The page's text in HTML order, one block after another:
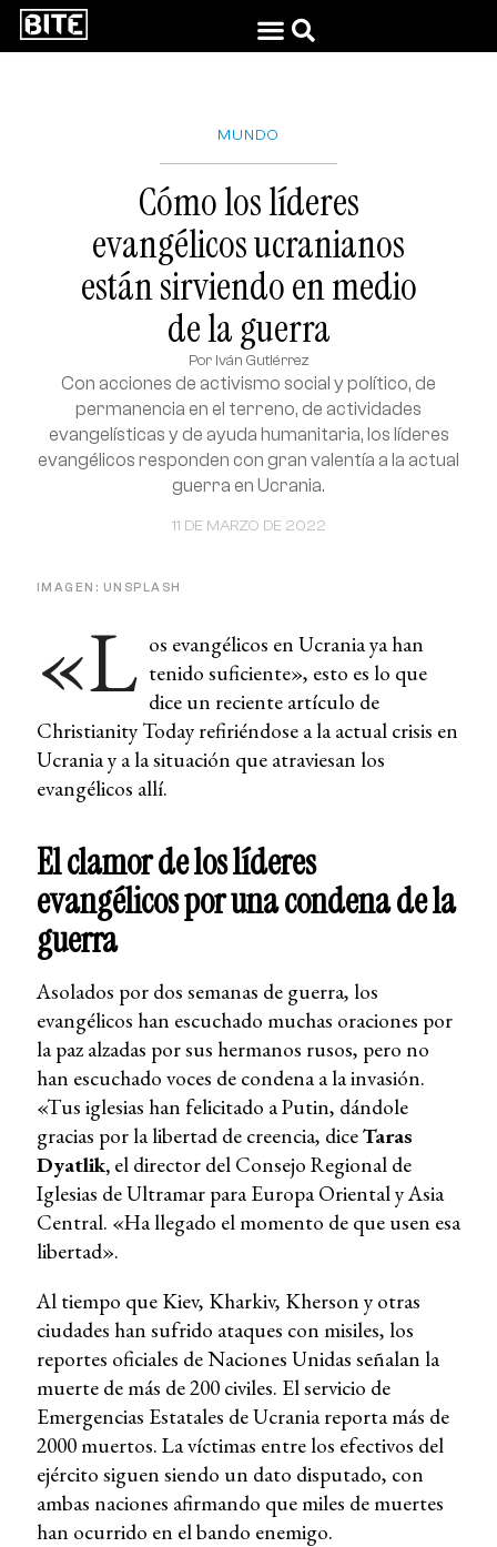
MUNDO
Cómo los líderes
evangélicos ucranianos
están sirviendo en medio
de la guerra
Por Iván Gutiérrez
11 DE MARZO DE 2022
Con acciones de activismo social y político, de
permanencia en el terreno, de actividades
evangelísticas y de ayuda humanitaria, los líderes
evangélicos responden con gran valentía a la actual
guerra en Ucrania.
IMAGEN: UNSPLASH
«L os evangélicos en Ucrania ya han
tenido suficiente», esto es lo que
dice un reciente artículo de
Christianity Today refiriéndose a la actual crisis en
Ucrania y a la situación que atraviesan los
evangélicos allí.
El clamor de los líderes
evangélicos por una condena de la
guerra
Asolados por dos semanas de guerra, los
evangélicos han escuchado muchas oraciones por
la paz alzadas por sus hermanos rusos, pero no
han escuchado voces de condena a la invasión.
«Tus iglesias han felicitado a Putin, dándole
gracias por la libertad de creencia, diceTaras
Dyatlik,el director del Consejo Regional de
Iglesias de Ultramar para Europa Oriental y Asia
Central. «Ha llegado el momento de que usen esa
libertad».
Al tiempo que Kiev, Kharkiv, Kherson y otras
ciudades han sufrido ataques con misiles, los
reportes oficiales de Naciones Unidas señalan la
muerte de más de 200 civiles. El servicio de
Emergencias Estatales de Ucrania reporta más de
2000 muertos. La víctimas entre los efectivos del
ejército siguen siendo un dato disputado, con
ambas naciones afirmando que miles de muertes
han ocurrido en el bando enemigo.